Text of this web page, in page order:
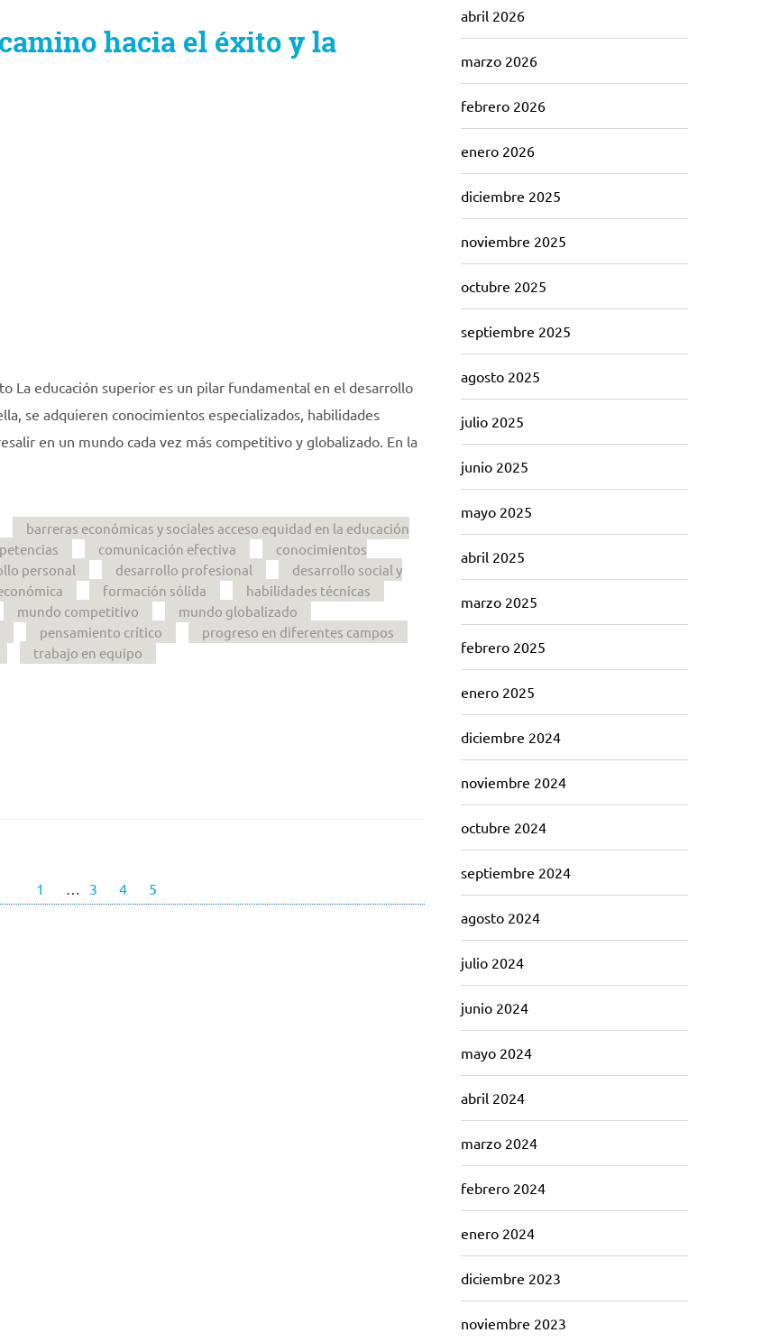
hacia el éxito y la
La educación superior es un pilar fundamental en el desarrollo
se adquieren conocimientos especializados, habilidades
en un mundo cada vez más competitivo y globalizado. En la
barreras económicas y sociales acceso equidad en la educación
comunicación efectiva
conocimientos
personal desarrollo profesional
desarrollo social y
formación sólida
habilidades técnicas
mundo competitivo
mundo globalizado
pensamiento crítico
progreso en diferentes campos
trabajo en equipo
1 … 3 4 5
abril 2026
marzo 2026
febrero 2026
enero 2026
diciembre 2025
noviembre 2025
octubre 2025
septiembre 2025
agosto 2025
julio 2025
junio 2025
mayo 2025
abril 2025
marzo 2025
febrero 2025
enero 2025
diciembre 2024
noviembre 2024
octubre 2024
septiembre 2024
agosto 2024
julio 2024
junio 2024
mayo 2024
abril 2024
marzo 2024
febrero 2024
enero 2024
diciembre 2023
noviembre 2023